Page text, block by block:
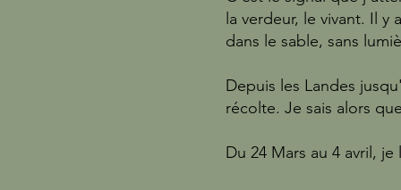
la verdeur, le vivant. Il
dans le sable, sans
Depuis les Landes
récolte. Je sais alors
Du 24 Mars au 4 avril,